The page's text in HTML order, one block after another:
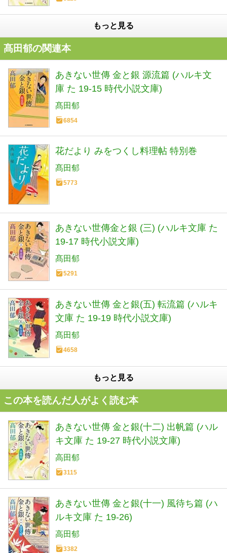
もっと見る
髙田郁の関連本
あきない世傳 金と銀 源流篇 (ハルキ文
庫 た 19-15 時代小説文庫)
髙田郁
6854
花だより みをつくし料理帖 特別巻
髙田郁
5773
あきない世傳金と銀 (三) (ハルキ文庫 た
19-17 時代小説文庫)
髙田郁
5291
あきない世傳 金と銀(五) 転流篇 (ハルキ
文庫 た 19-19 時代小説文庫)
髙田郁
4658
もっと見る
この本を読んだ人がよく読む本
あきない世傳 金と銀(十二) 出帆篇 (ハル
キ文庫 た 19-27 時代小説文庫)
高田郁
3115
あきない世傳 金と銀(十一) 風待ち篇 (ハ
ルキ文庫 た 19-26)
高田郁
3382